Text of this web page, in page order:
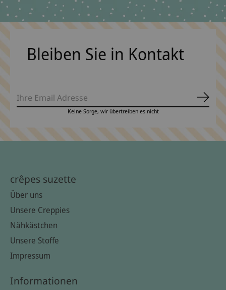
Bleiben Sie in Kontakt
Keine Sorge, wir übertreiben es nicht
crêpes suzette
Über uns
Unsere Creppies
Nähkästchen
Unsere Stoffe
Impressum
Informationen